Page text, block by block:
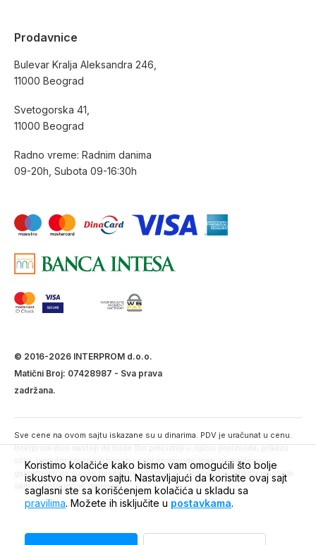
Prodavnice
Bulevar Kralja Aleksandra 246,
11000 Beograd
Svetogorska 41,
11000 Beograd
Radno vreme: Radnim danima
09-20h, Subota 09-16:30h
© 2016-2026 INTERPROM d.o.o.
Matični Broj: 07428987 - Sva prava
zadržana.
Sve cene na ovom sajtu iskazane su u dinarima. PDV je uračunat u cenu.
Interprom doo nastoji da bude što precizniji u opisu proizvoda, prikazu
slika, trenutnoj raspoloživosti i ceni proizvoda. Ipak, ne možemo
garantovati da su sve navedene informacije i fotografije artikala na ovom
sajtu u potpunosti ispravne.
Koristimo kolačiće kako bismo vam omogućili što bolje
iskustvo na ovom sajtu. Nastavljajući da koristite ovaj sajt
saglasni ste sa korišćenjem kolačića u skladu sa
pravilima. Možete ih isključite u postavkama.